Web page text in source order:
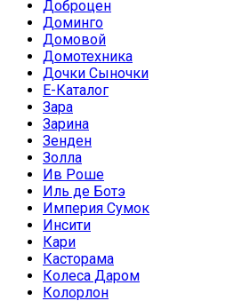
Доброцен
Доминго
Домовой
Домотехника
Дочки Сыночки
Е-Каталог
Зара
Зарина
Зенден
Золла
Ив Роше
Иль де Ботэ
Империя Сумок
Инсити
Кари
Касторама
Колеса Даром
Колорлон